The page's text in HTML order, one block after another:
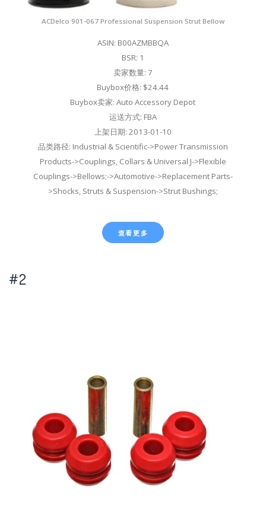
ACDelco 901-067 Professional Suspension Strut Bellow
ASIN: B00AZMBBQA
BSR: 1
卖家数量: 7
Buybox价格: $24.44
Buybox卖家: Auto Accessory Depot
运送方式: FBA
上架日期: 2013-01-10
品类路径: Industrial & Scientific->Power Transmission
Products->Couplings, Collars & Universal J->Flexible
Couplings->Bellows;->Automotive->Replacement Parts-
>Shocks, Struts & Suspension->Strut Bushings;
查看更多
#2